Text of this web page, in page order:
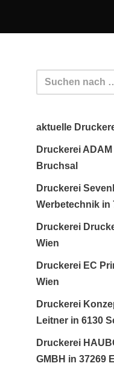
aktuelle
Druckerei
Bruchsal
Druckerei
Werbetechnik in
Druckerei
Wien
Druckerei EC
Wien
Druckerei
Leitner in 6130
Druckerei
GMBH in 37269